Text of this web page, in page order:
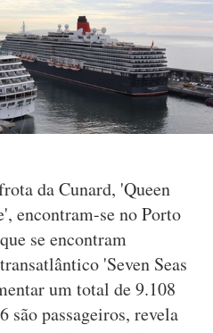
da Cunard, 'Queen
encontram-se no Porto
se encontram
'Seven Seas
um total de 9.108
são passageiros, revela